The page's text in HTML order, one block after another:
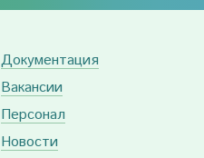
Документация
Вакансии
Персонал
Новости